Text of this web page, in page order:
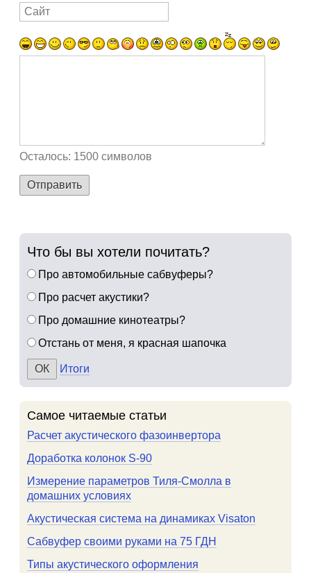
Осталось: 1500 символов
Отправить
Что бы вы хотели почитать?
Про автомобильные сабвуферы?
Про расчет акустики?
Про домашние кинотеатры?
Отстань от меня, я красная шапочка
Итоги
Самое читаемые статьи
Расчет акустического фазоинвертора
Доработка колонок S-90
Измерение параметров Тиля-Смолла в
домашних условиях
Акустическая система на динамиках Visaton
Сабвуфер своими руками на 75 ГДН
Типы акустического оформления